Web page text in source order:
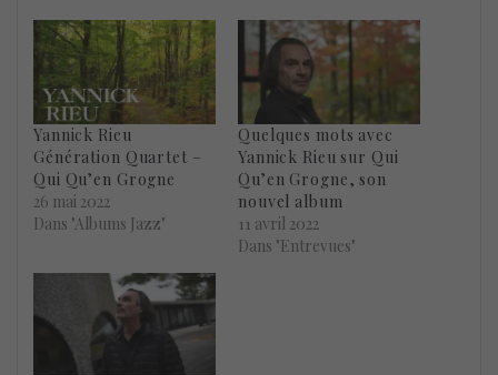
Yannick Rieu
Génération Quartet –
Qui Qu’en Grogne
26 mai 2022
Dans "Albums Jazz"
Quelques mots avec
Yannick Rieu sur Qui
Qu’en Grogne, son
nouvel album
11 avril 2022
Dans "Entrevues"